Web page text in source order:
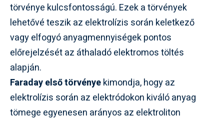
törvénye kulcsfontosságú. Ezek a törvények
lehetővé teszik az elektrolízis során keletkező
vagy elfogyó anyagmennyiségek pontos
előrejelzését az áthaladó elektromos töltés
alapján.
Faraday első törvényekimondja, hogy az
elektrolízis során az elektródokon kiváló anyag
tömege egyenesen arányos az elektroliton